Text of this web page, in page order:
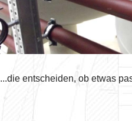
...die entscheiden, ob etwas